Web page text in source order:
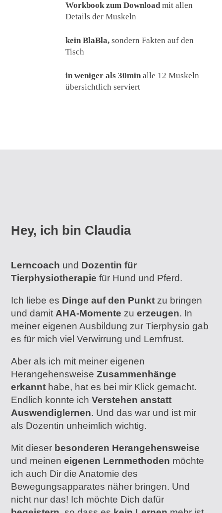
Workbook zum Downloadmit allen
Details der Muskeln
kein BlaBla,sondern Fakten auf den
Tisch
in weniger als 30minalle 12 Muskeln
übersichtlich serviert
Hey, ich bin Claudia
Lerncoach und Dozentin für
Tierphysiotherapie für Hund und Pferd.
Ich liebe es Dinge auf den Punkt zu bringen
und damit AHA-Momente zuerzeugen. In
meiner eigenen Ausbildung zur Tierphysio gab
es für mich viel Verwirrung und Lernfrust.
Aber als ich mit meiner eigenen
HerangehensweiseZusammenhänge
erkannt habe, hat es bei mir Klick gemacht.
Endlich konnte ichVerstehen anstatt
Auswendiglernen. Und das war und ist mir
als Dozentin unheimlich wichtig.
Mit dieser besonderen Herangehensweise
und meineneigenen Lernmethoden möchte
ich auch Dir die Anatomie des
Bewegungsapparates näher bringen. Und
nicht nur das! Ich möchte Dich dafür